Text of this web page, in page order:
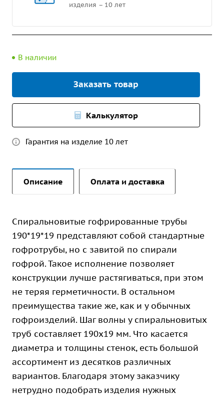
изделия – 10 лет
В наличии
Заказать товар
Калькулятор
Гарантия на изделие 10 лет
Описание Оплата и доставка
Спиральновитые гофрированные трубы
190*19*19 представляют собой стандартные
гофротрубы, но с завитой по спирали
гофрой. Такое исполнение позволяет
конструкции лучше растягиваться, при этом
не теряя герметичности. В остальном
преимущества такие же, как и у обычных
гофроизделий. Шаг волны у спиральновитых
труб составляет 190х19 мм. Что касается
диаметра и толщины стенок, есть большой
ассортимент из десятков различных
вариантов. Благодаря этому заказчику
нетрудно подобрать изделия нужных